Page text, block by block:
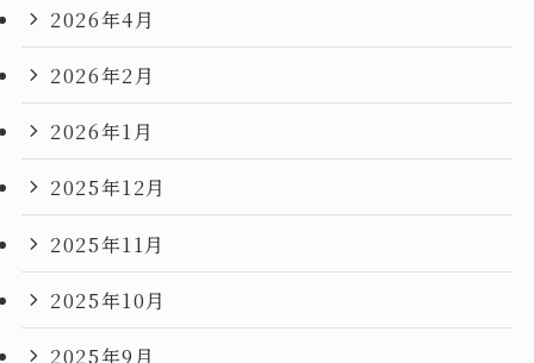
2026年4月
2026年2月
2026年1月
2025年12月
2025年11月
2025年10月
2025年9月